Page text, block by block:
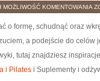
MOŻLIWOŚĆ KOMENTOWANIA
o formę, schudnąć oraz
a podejście do
tutaj znajdziesz
i Pilates i Suplementy i